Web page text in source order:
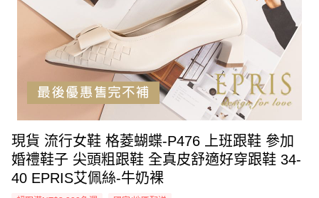
現貨 流行女鞋 格菱蝴蝶-P476 上班跟鞋 參加
婚禮鞋子 尖頭粗跟鞋 全真皮舒適好穿跟鞋 34-
40 EPRIS艾佩絲-牛奶裸